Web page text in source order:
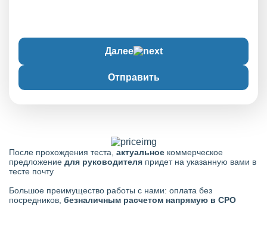
Далее
Отправить
После прохождения теста, актуальное коммерческое
предложение для руководителя придет на указанную вами в
тесте почту
Большое преимущество работы с нами: оплата без
посредников, безналичным расчетом напрямую в СРО